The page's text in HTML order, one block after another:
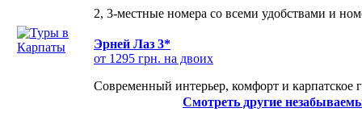
2, 3-местные номера со всеми удобствами и
Эрней Лаз 3*
от 1295 грн. на двоих
Современный интерьер, комфорт и карпатское
Смотреть другие